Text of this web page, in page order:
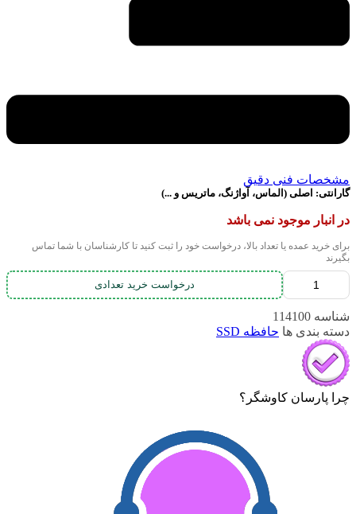
مشخصات فنی دقیق
گارانتی: اصلی (الماس، آواژنگ، ماتریس و ...)
در انبار موجود نمی باشد
برای خرید عمده یا تعداد بالا، درخواست خود را ثبت کنید تا کارشناسان با شما تماس
بگیرند
درخواست خرید تعدادی
شناسه 114100
دسته بندی ها حافظه SSD
چرا پارسان کاوشگر؟